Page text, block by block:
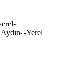
|-Yerel